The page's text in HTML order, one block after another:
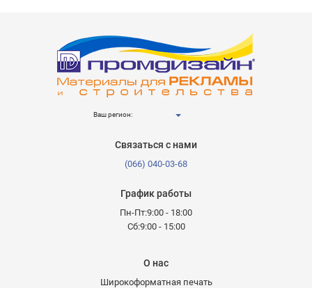
Ваш регион:
Связаться с нами
(066) 040-03-68
График работы
Пн-Пт:9:00 - 18:00
Сб:9:00 - 15:00
О нас
Широкоформатная печать